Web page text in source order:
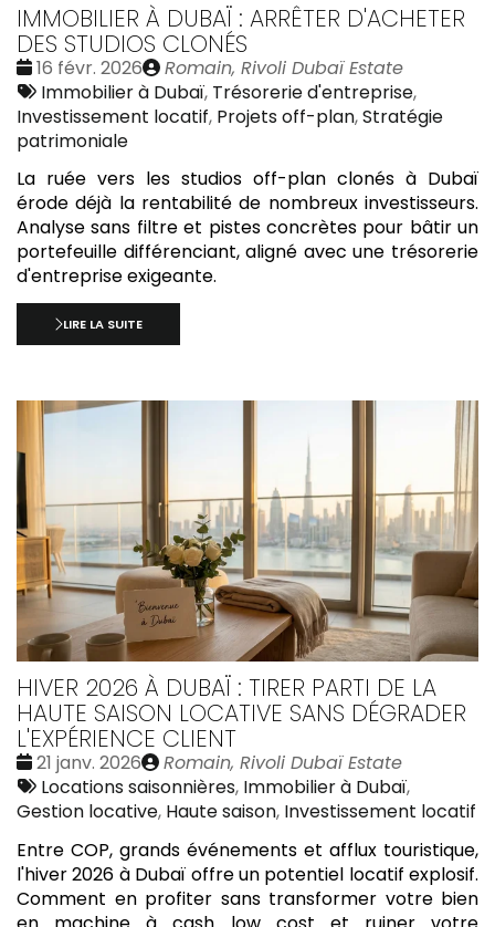
IMMOBILIER À DUBAÏ : ARRÊTER D'ACHETER
DES STUDIOS CLONÉS
Date
:
16 févr. 2026
Publié
par
Romain, Rivoli Dubaï Estate
Tags
:
Immobilier à Dubaï, Trésorerie d'entreprise,
Investissement locatif, Projets off-plan,Stratégie
patrimoniale
La ruée vers les studios off-plan clonés à Dubaï
érode déjà la rentabilité de nombreux investisseurs.
Analyse sans filtre et pistes concrètes pour bâtir un
portefeuille différenciant, aligné avec une trésorerie
d'entreprise exigeante.
LIRE LA SUITE
HIVER 2026 À DUBAÏ : TIRER PARTI DE LA
HAUTE SAISON LOCATIVE SANS DÉGRADER
L'EXPÉRIENCE CLIENT
Date
:
21 janv. 2026
Publié
par
Romain, Rivoli Dubaï Estate
Tags
:
Locations saisonnières, Immobilier à Dubaï,
Gestion locative, Haute saison, Investissement locatif
Entre COP, grands événements et afflux touristique,
l'hiver 2026 à Dubaï offre un potentiel locatif explosif.
Comment en profiter sans transformer votre bien